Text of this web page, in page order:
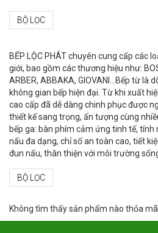
BỘ LỌC
BẾP LỘC PHÁT chuyên cung cấp các
giới, bao gồm các thương hiệu như:
ARBER, ABBAKA, GIOVANI…Bếp từ là
không gian bếp hiện đại. Từ khi xuất
cao cấp đã dễ dàng chinh phục được
thiết kế sang trọng, ấn tượng cùng
bếp ga: bàn phím cảm ứng tinh tế,
nấu đa dạng, chỉ số an toàn cao, tiết
đun nấu, thân thiện với môi trường
BỘ LỌC
Không tìm thấy sản phẩm nào thỏa